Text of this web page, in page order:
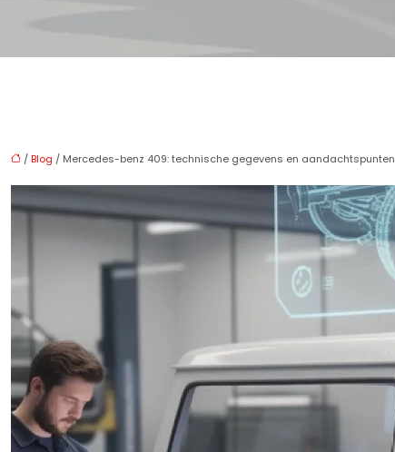
/ Blog / Mercedes-benz 409: technische gegevens en aandachtspunten